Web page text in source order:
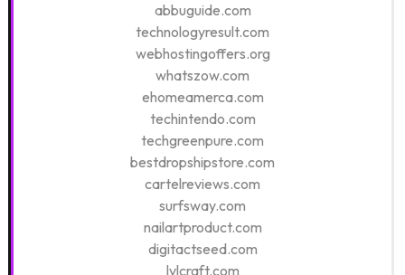
abbuguide.com
technologyresult.com
webhostingoffers.org
whatszow.com
ehomeamerca.com
techintendo.com
techgreenpure.com
bestdropshipstore.com
cartelreviews.com
surfsway.com
nailartproduct.com
digitactseed.com
lvlcraft.com